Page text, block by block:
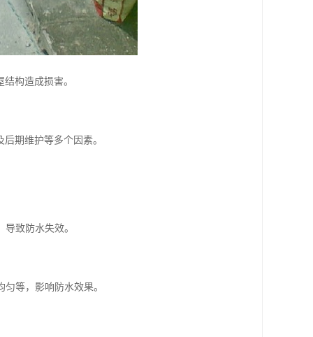
构造成损害。
期维护等多个因素。
致防水失效。
等，影响防水效果。